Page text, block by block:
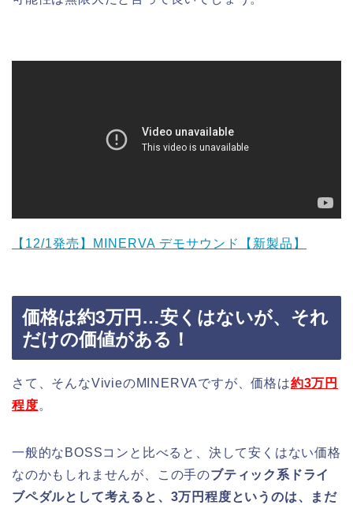
【12/1発売】MINERVA デモサウンド【新製品】
価格は約3万円…安くはないが、それ
だけの価値がある！
さて、そんなVivieのMINERVAですが、価格は約3万円
程度。
一般的なBOSSコンと比べると、決して安くはない価格
なのかもしれませんが、この手のブティック系ドライ
ブペダルとして考えると、3万円程度というのは、まだ